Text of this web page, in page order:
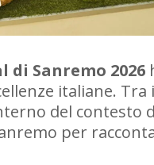
di Sanremo 2026
italiane.
del contesto
per